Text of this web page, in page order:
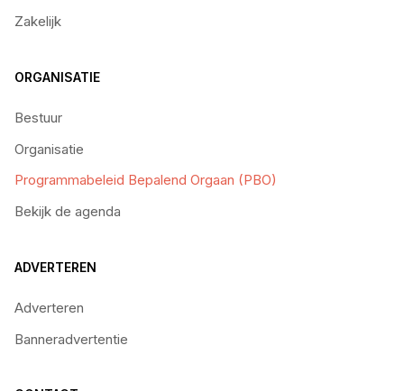
Zakelijk
ORGANISATIE
Bestuur
Organisatie
Programmabeleid Bepalend Orgaan (PBO)
Bekijk de agenda
ADVERTEREN
Adverteren
Banneradvertentie